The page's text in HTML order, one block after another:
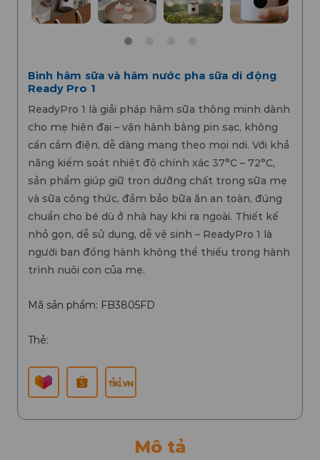
Bình hâm sữa và hâm nước pha sữa di động
Ready Pro 1
ReadyPro 1 là giải pháp hâm sữa thông minh dành
cho mẹ hiện đại – vận hành bằng pin sạc, không
cần cắm điện, dễ dàng mang theo mọi nơi. Với khả
năng kiểm soát nhiệt độ chính xác 37°C – 72°C,
sản phẩm giúp giữ trọn dưỡng chất trong sữa mẹ
và sữa công thức, đảm bảo bữa ăn an toàn, đúng
chuẩn cho bé dù ở nhà hay khi ra ngoài. Thiết kế
nhỏ gọn, dễ sử dụng, dễ vệ sinh – ReadyPro 1 là
người bạn đồng hành không thể thiếu trong hành
trình nuôi con của mẹ.
Mã sản phẩm: FB3805FD
Thẻ:
Mô tả